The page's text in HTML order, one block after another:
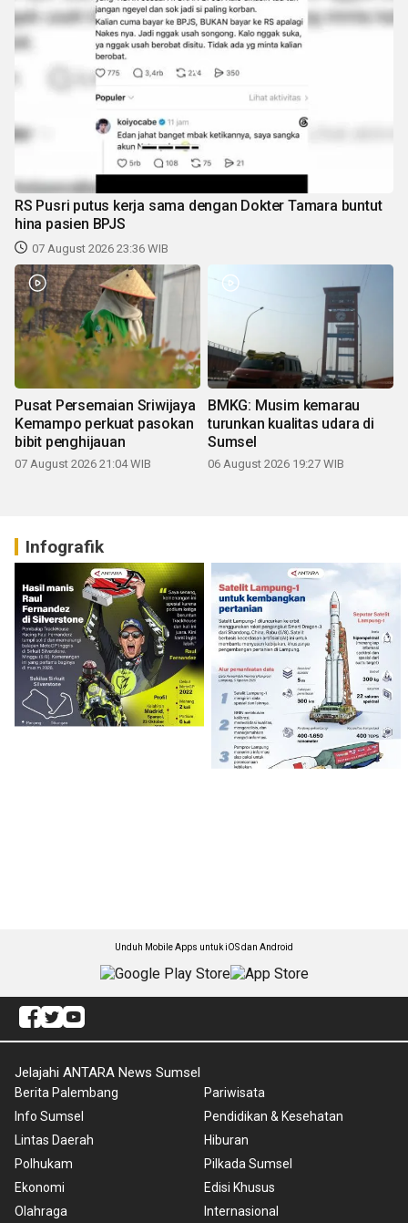
RS Pusri putus kerja sama dengan Dokter Tamara buntut
hina pasien BPJS
07 August 2026 23:36 WIB
Pusat Persemaian Sriwijaya
Kemampo perkuat pasokan
bibit penghijauan
07 August 2026 21:04 WIB
BMKG: Musim kemarau
turunkan kualitas udara di
Sumsel
06 August 2026 19:27 WIB
Infografik
Unduh Mobile Apps untuk iOS dan Android
Jelajahi ANTARA News Sumsel
Berita Palembang
Info Sumsel
Lintas Daerah
Polhukam
Ekonomi
Olahraga
Pariwisata
Pendidikan & Kesehatan
Hiburan
Pilkada Sumsel
Edisi Khusus
Internasional